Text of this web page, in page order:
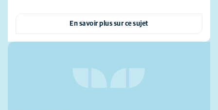
En savoir plus sur ce sujet